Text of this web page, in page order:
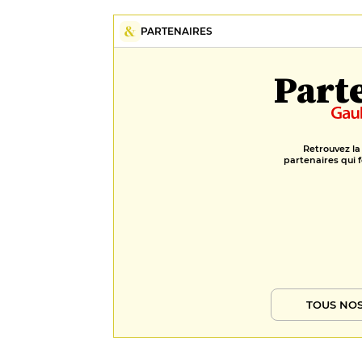
PARTENAIRES
Retrouvez
partenaires qui
TOUS